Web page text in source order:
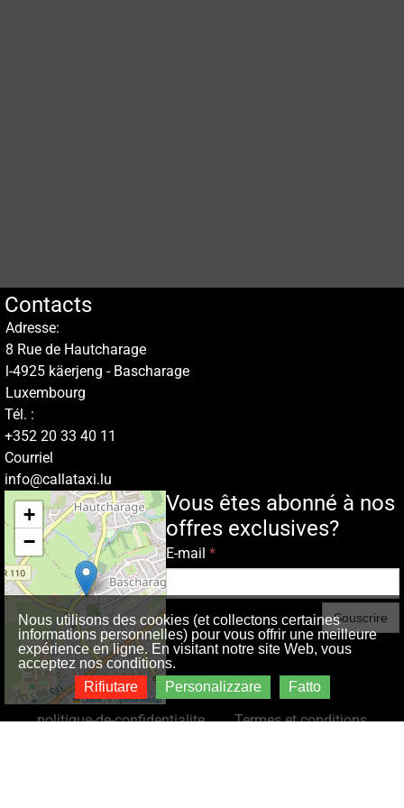
Contacts
Adresse:
8 Rue de Hautcharage
l-4925 käerjeng - Bascharage
Luxembourg
Tél. :
+352 20 33 40 11
Courriel
info@callataxi.lu
+
−
Leaflet|©OpenStreetMap
Vous êtes abonné à nos
offres exclusives?
E-mail *
Souscrire
politique-de-confidentialite Termes et conditions
Nous utilisons des cookies (et collectons certaines
informations personnelles) pour vous offrir une meilleure
expérience en ligne. En visitant notre site Web, vous
acceptez nos conditions.
Rifiutare
Personalizzare Fatto